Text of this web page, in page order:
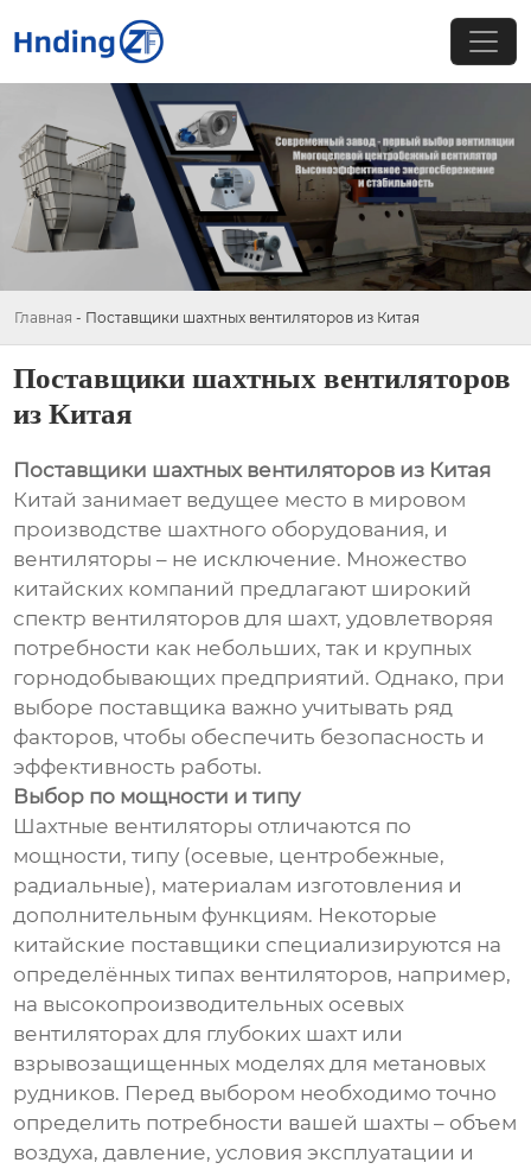
Главная - Поставщики шахтных вентиляторов из Китая
Поставщики шахтных вентиляторов
из Китая
Поставщики шахтных вентиляторов из Китая
Китай занимает ведущее место в мировом
производстве шахтного оборудования, и
вентиляторы – не исключение. Множество
китайских компаний предлагают широкий
спектр вентиляторов для шахт, удовлетворяя
потребности как небольших, так и крупных
горнодобывающих предприятий. Однако, при
выборе поставщика важно учитывать ряд
факторов, чтобы обеспечить безопасность и
эффективность работы.
Выбор по мощности и типу
Шахтные вентиляторы отличаются по
мощности, типу (осевые, центробежные,
радиальные), материалам изготовления и
дополнительным функциям. Некоторые
китайские поставщики специализируются на
определённых типах вентиляторов, например,
на высокопроизводительных осевых
вентиляторах для глубоких шахт или
взрывозащищенных моделях для метановых
рудников. Перед выбором необходимо точно
определить потребности вашей шахты – объем
воздуха, давление, условия эксплуатации и